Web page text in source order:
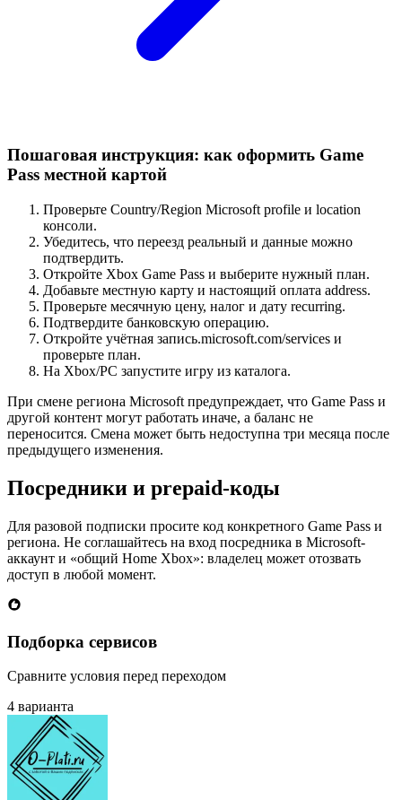
Пошаговая инструкция: как оформить Game
Pass местной картой
Проверьте Country/Region Microsoft profile и location
консоли.
Убедитесь, что переезд реальный и данные можно
подтвердить.
Откройте Xbox Game Pass и выберите нужный план.
Добавьте местную карту и настоящий оплата address.
Проверьте месячную цену, налог и дату recurring.
Подтвердите банковскую операцию.
Откройте учётная запись.microsoft.com/services и
проверьте план.
На Xbox/PC запустите игру из каталога.
При смене региона Microsoft предупреждает, что Game Pass и
другой контент могут работать иначе, а баланс не
переносится. Смена может быть недоступна три месяца после
предыдущего изменения.
Посредники и prepaid-коды
Для разовой подписки просите код конкретного Game Pass и
региона. Не соглашайтесь на вход посредника в Microsoft-
аккаунт и «общий Home Xbox»: владелец может отозвать
доступ в любой момент.
Подборка сервисов
Сравните условия перед переходом
4 варианта